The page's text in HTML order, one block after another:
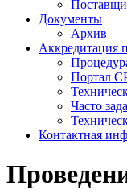
Документы
Архив
Аккредитация
Портал
Часто
Контактная